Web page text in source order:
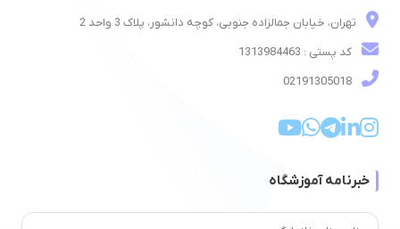
تهران، خیابان جمالزاده جنوبی، کوچه دانشور، پلاک 3 واحد 2
کد پستی : 1313984463
خبرنامه آموزشگاه